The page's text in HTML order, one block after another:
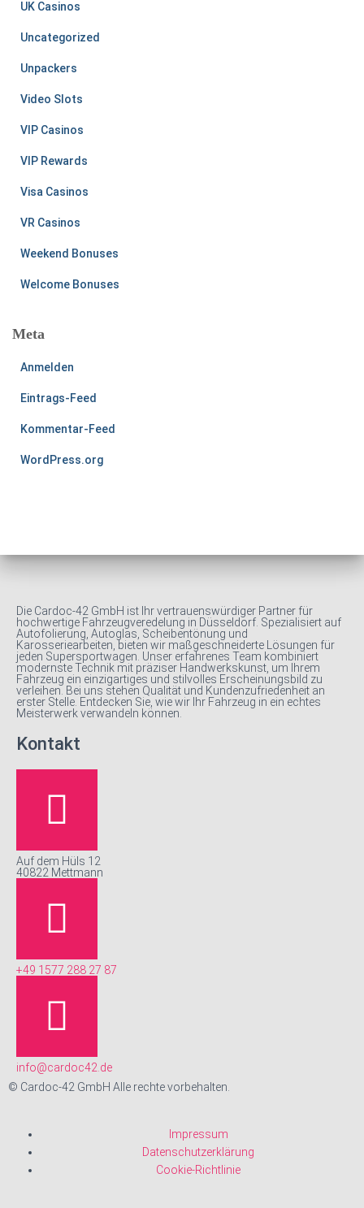
UK Casinos
Uncategorized
Unpackers
Video Slots
VIP Casinos
VIP Rewards
Visa Casinos
VR Casinos
Weekend Bonuses
Welcome Bonuses
Meta
Anmelden
Eintrags-Feed
Kommentar-Feed
WordPress.org
Die Cardoc-42 GmbH ist Ihr vertrauenswürdiger Partner für
hochwertige Fahrzeugveredelung in Düsseldorf. Spezialisiert auf
Autofolierung, Autoglas, Scheibentönung und
Karosseriearbeiten, bieten wir maßgeschneiderte Lösungen für
jeden Supersportwagen. Unser erfahrenes Team kombiniert
modernste Technik mit präziser Handwerkskunst, um Ihrem
Fahrzeug ein einzigartiges und stilvolles Erscheinungsbild zu
verleihen. Bei uns stehen Qualität und Kundenzufriedenheit an
erster Stelle. Entdecken Sie, wie wir Ihr Fahrzeug in ein echtes
Meisterwerk verwandeln können.
Kontakt
Auf dem Hüls 12
40822 Mettmann
+49 1577 288 27 87
info@cardoc42.de
© Cardoc-42 GmbH Alle rechte vorbehalten.
Impressum
Datenschutzerklärung
Cookie-Richtlinie